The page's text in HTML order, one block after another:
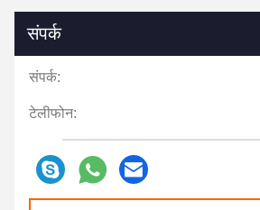
संपर्क
संपर्क:
टेलीफोन: